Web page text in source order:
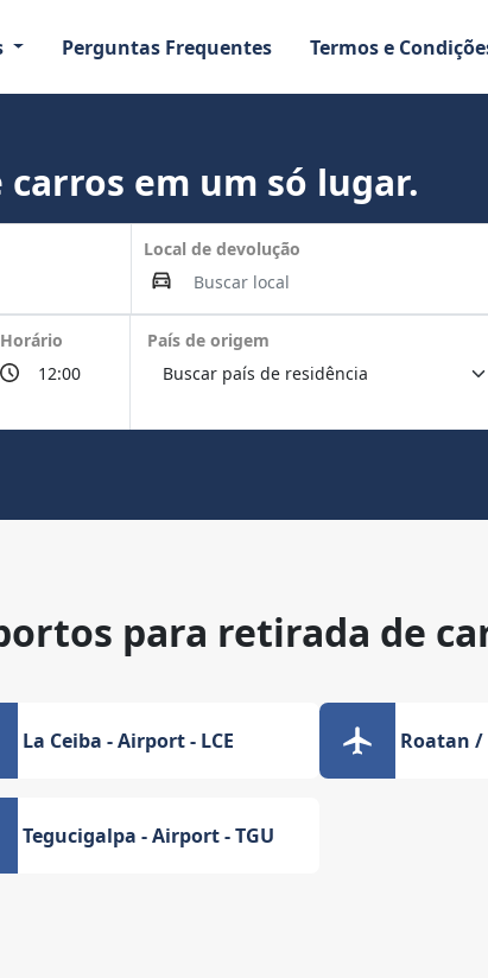
Perguntas Frequentes Termos e
em um só lugar.
Local de devolução
Horário País de origem
para retirada de
La Ceiba - Airport - LCE Roatan /
Tegucigalpa - Airport - TGU